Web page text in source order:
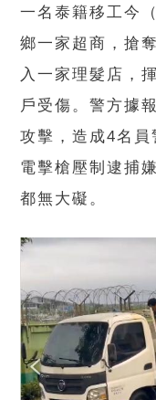
一名泰籍移工今
鄉一家超商，搶
入一家理髮店，
戶受傷。警方據
攻擊，造成4名員
電擊槍壓制逮捕
都無大礙。